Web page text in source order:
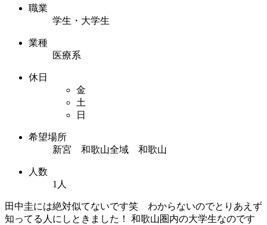
職業
学生・大学生
業種
医療系
休日
金
土
日
希望場所
新宮 和歌山全域 和歌山
人数
1人
田中圭には絶対似てないです笑 わからないのでとりあえず
知ってる人にしときました！ 和歌山圏内の大学生なのです